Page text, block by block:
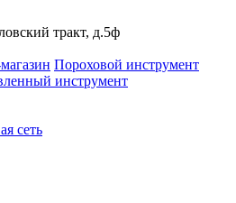
тракт, д.5ф
Пороховой инструмент
инструмент
сеть